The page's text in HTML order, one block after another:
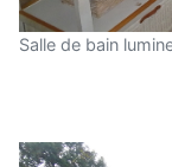
Salle de bain